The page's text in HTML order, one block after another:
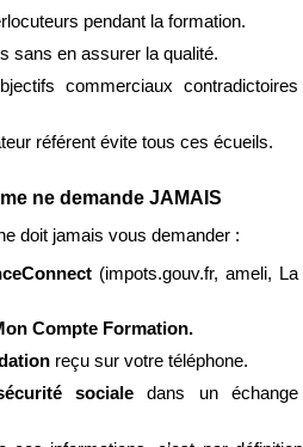
pendant la formation.
sans en assurer la qualité.
commerciaux contradictoires
référent évite tous ces écueils.
ne demande JAMAIS
doit jamais vous demander :
(impots.gouv.fr, ameli, La
Compte Formation.
reçu sur votre téléphone.
sociale dans un échange